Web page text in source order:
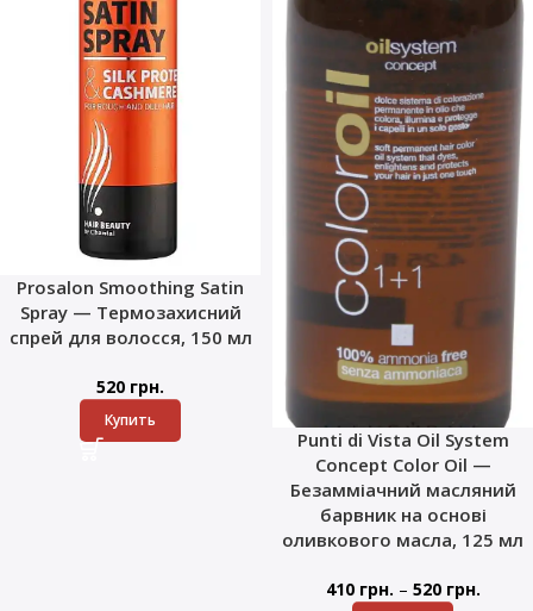
Prosalon Smoothing Satin
Spray — Термозахисний
спрей для волосся, 150 мл
520 грн.
Купить
Punti di Vista Oil System
Concept Color Oil —
Безамміачний масляний
барвник на основі
оливкового масла, 125 мл
410 грн. – 520 грн.